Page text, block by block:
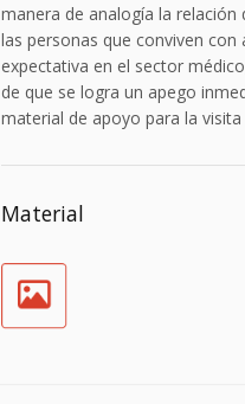
manera de analogía la
las personas que conviven
expectativa en el sector
de que se logra un apego
material de apoyo para la visita
Material